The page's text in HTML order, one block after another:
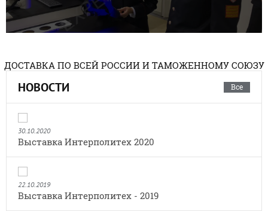
ДОСТАВКА ПО ВСЕЙ РОССИИ И ТАМОЖЕННОМУ СОЮЗУ
НОВОСТИ Все
30.10.2020
Выставка Интерполитех 2020
22.10.2019
Выставка Интерполитех - 2019